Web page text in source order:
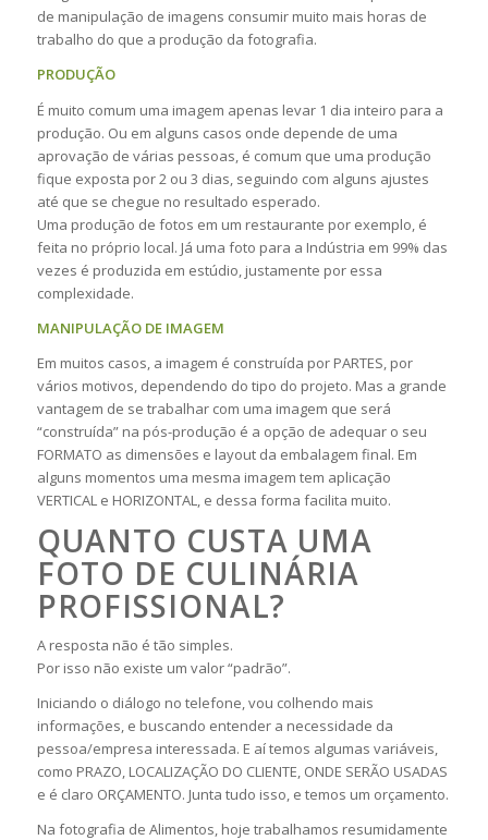
de manipulação de imagens consumir muito mais horas de
trabalho do que a produção da fotografia.
PRODUÇÃO
É muito comum uma imagem apenas levar 1 dia inteiro para a
produção. Ou em alguns casos onde depende de uma
aprovação de várias pessoas, é comum que uma produção
fique exposta por 2 ou 3 dias, seguindo com alguns ajustes
até que se chegue no resultado esperado.
Uma produção de fotos em um restaurante por exemplo, é
feita no próprio local. Já uma foto para a Indústria em 99% das
vezes é produzida em estúdio, justamente por essa
complexidade.
MANIPULAÇÃO DE IMAGEM
Em muitos casos, a imagem é construída por PARTES, por
vários motivos, dependendo do tipo do projeto. Mas a grande
vantagem de se trabalhar com uma imagem que será
“construída” na pós-produção é a opção de adequar o seu
FORMATO as dimensões e layout da embalagem final. Em
alguns momentos uma mesma imagem tem aplicação
VERTICAL e HORIZONTAL, e dessa forma facilita muito.
QUANTO CUSTA UMA
FOTO DE CULINÁRIA
PROFISSIONAL?
A resposta não é tão simples.
Por isso não existe um valor “padrão”.
Iniciando o diálogo no telefone, vou colhendo mais
informações, e buscando entender a necessidade da
pessoa/empresa interessada. E aí temos algumas variáveis,
como PRAZO, LOCALIZAÇÃO DO CLIENTE, ONDE SERÃO USADAS
e é claro ORÇAMENTO. Junta tudo isso, e temos um orçamento.
Na fotografia de Alimentos, hoje trabalhamos resumidamente